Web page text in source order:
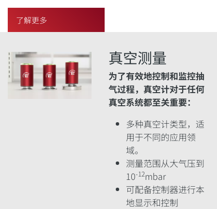
了解更多
真空测量
为了有效地控制和监控抽
气过程，真空计对于任何
真空系统都至关重要：
多种真空计类型，适
用于不同的应用领
域。
测量范围从大气压到
10-12mbar
可配备控制器进行本
地显示和控制